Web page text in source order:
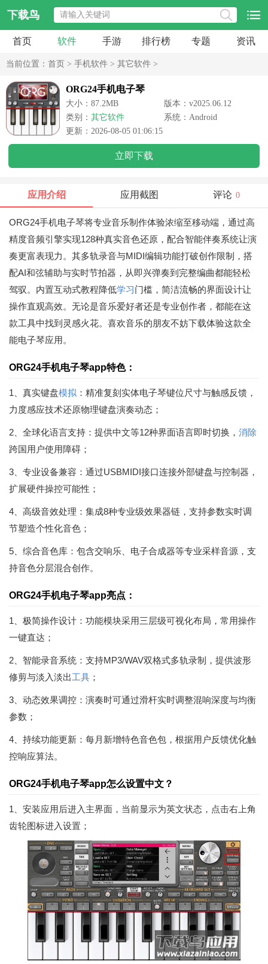
下载鸟
首页 软件 手游 排行榜 专题 资讯
当前位置： 首页 > 手机软件 > 其它软件 >
ORG24手机电子琴
大小：87.2MB
版本：v2025.06.12
类别： 其它软件
系统：Android
更新：2026-08-05 01:06:15
立即下载
应用介绍 应用截图 评论 0
ORG24手机电子琴将专业音乐制作体验浓缩至移动端，通过高
精度音频引擎实现128种真实音色还原，配合智能伴奏系统让演
奏更富表现力。其多轨录音与MIDI编辑功能打破创作限制，搭
配AI和弦辅助与实时节拍器，从即兴弹奏到完整编曲都能轻松
驾驭。内置互动式教程降低学习门槛，简洁流畅的界面设计让
操作直观高效。无论是音乐爱好者还是专业创作者，都能在这
款工具中找到灵感火花。喜欢音乐的朋友不妨下载体验这款全
能电子琴应用。
ORG24手机电子琴app特色：
1、真实键盘模拟 ：精准复刻实体电子琴键位尺寸与触感反馈，
力度感应技术还原物理键盘演奏动态；
2、全球化语言支持：提供中文等12种界面语言即时切换， 消除
跨国用户使用障碍；
3、专业设备兼容：通过USBMIDI接口连接外部键盘与控制器，
扩展硬件操控可能性；
4、高级音效处理：集成8种专业级效果器链，支持参数实时调
节塑造个性化音色；
5、综合音色库：包含交响乐、电子合成器等专业采样音源，支
持音色分层混合创作。
ORG24手机电子琴app亮点：
1、极简操作设计：功能模块采用三层级可视化布局，常用操作
一键直达；
2、智能录音系统：支持MP3/WAV双格式多轨录制，提供波形
修剪与淡入淡出工具 ；
3、动态效果调控：演奏时可通过滑杆实时调整混响深度与均衡
参数；
4、持续功能更新：每月新增特色音色包，根据用户反馈优化触
控响应算法。
ORG24手机电子琴app怎么设置中文？
1、安装应用后进入主界面，当前显示为英文状态，点击右上角
齿轮图标进入设置；